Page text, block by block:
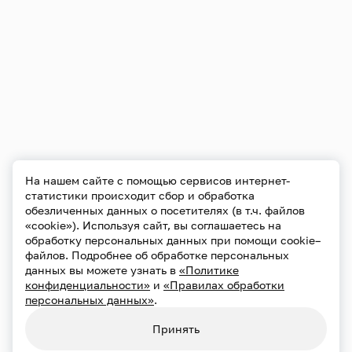
На нашем сайте с помощью сервисов интернет-
статистики происходит сбор и обработка
обезличенных данных о посетителях (в т.ч. файлов
«cookie»). Используя сайт, вы соглашаетесь на
обработку персональных данных при помощи cookie–
файлов. Подробнее об обработке персональных
данных вы можете узнать в «Политике
конфиденциальности» и «Правилах обработки
персональных данных».
Принять